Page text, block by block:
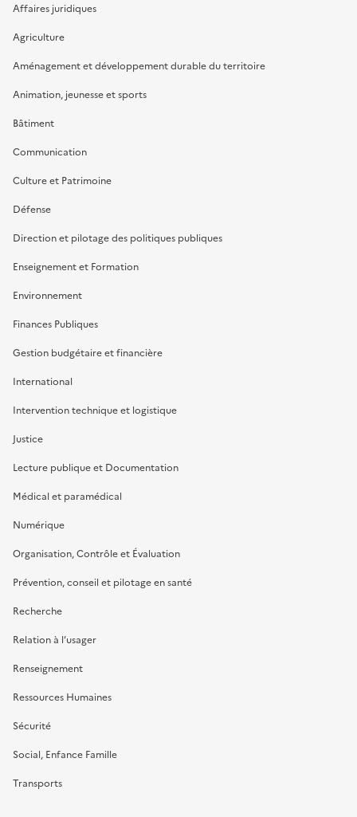
Affaires juridiques
Agriculture
Aménagement et développement durable du territoire
Animation, jeunesse et sports
Bâtiment
Communication
Culture et Patrimoine
Défense
Direction et pilotage des politiques publiques
Enseignement et Formation
Environnement
Finances Publiques
Gestion budgétaire et financière
International
Intervention technique et logistique
Justice
Lecture publique et Documentation
Médical et paramédical
Numérique
Organisation, Contrôle et Évaluation
Prévention, conseil et pilotage en santé
Recherche
Relation à l’usager
Renseignement
Ressources Humaines
Sécurité
Social, Enfance Famille
Transports